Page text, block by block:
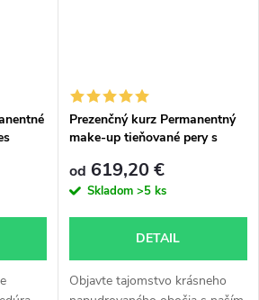
Prezenčný kurz Permanentný
make-up tieňované pery s
skriptami a certifikátom
od 619,20 €
Skladom >5 ks
DETAIL
Objavte tajomstvo krásneho